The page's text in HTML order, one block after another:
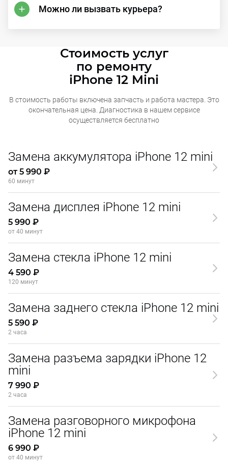
Можно ли вызвать курьера?
Стоимость услуг
по ремонту
iPhone 12 Mini
В стоимость работы включена запчасть и работа мастера. Это
окончательная цена. Диагностика в нашем сервисе
осуществляется бесплатно
Замена аккумулятора iPhone 12 mini
от 5 990 ₽
60 минут
Замена дисплея iPhone 12 mini
5 990 ₽
от 40 минут
Замена стекла iPhone 12 mini
4 590 ₽
120 минут
Замена заднего стекла iPhone 12 mini
5 590 ₽
2 часа
Замена разъема зарядки iPhone 12
mini
7 990 ₽
2 часа
Замена разговорного микрофона
iPhone 12 mini
6 990 ₽
от 40 минут